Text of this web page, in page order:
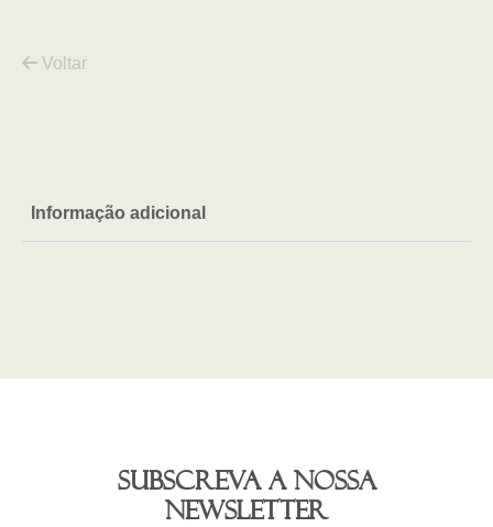
transp
Voltar
Informação adicional
Subscreva a nossa
newsletter